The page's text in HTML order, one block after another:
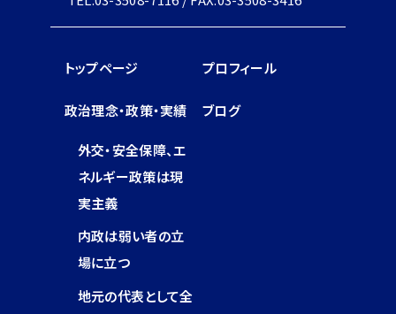
トップページ プロフィール
政治理念・政策・実績
外交・安全保障、エ
ネルギー政策は現
実主義
内政は弱い者の立
場に立つ
地元の代表として全
ブログ